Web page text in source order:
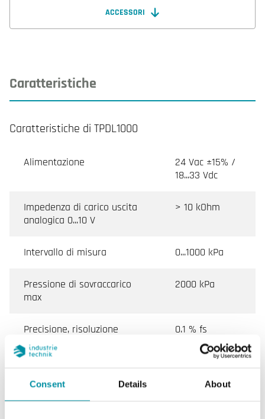
Consent Details About
ACCESSORI
Caratteristiche
Caratteristiche di TPDL1000
Alimentazione
24 Vac ±15% /
18...33 Vdc
Impedenza di carico uscita
analogica 0...10 V
> 10 kOhm
Intervallo di misura 0...1000 kPa
Pressione di sovraccarico
max
2000 kPa
Precisione, risoluzione
sensore
0.1 % fs